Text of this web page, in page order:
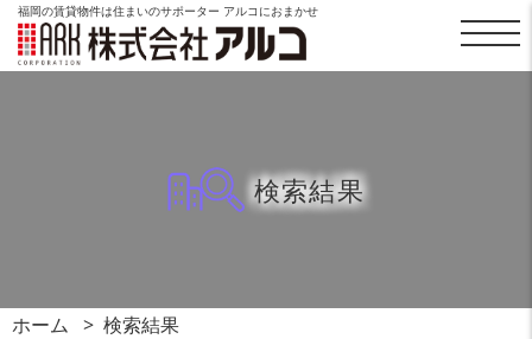
福岡の賃貸物件は住まいのサポーター アルコにおまかせ
検索結果
ホーム 検索結果